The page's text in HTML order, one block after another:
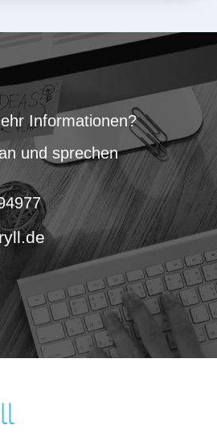
Informationen?
und sprechen